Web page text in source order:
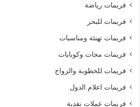
فريمات رياضة
فريمات للبحر
فريمات تهنئة ومناسبات
فريمات مجات وكوبايات
فريمات للخطوبة والزواج
فريمات اعلام الدول
فريمات عملات نقدية